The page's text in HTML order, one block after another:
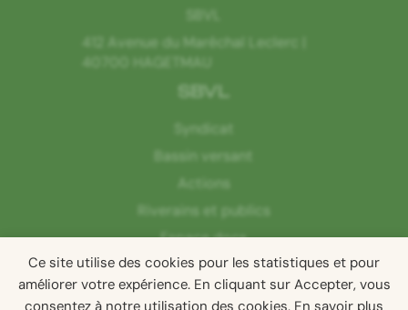
Ce site utilise des cookies pour les statistiques et pour
améliorer votre expérience. En cliquant sur Accepter, vous
consentez à notre utilisation des cookies. En savoir plus
412 Avenue du Maréchal Leclerc |
40700 HAGETMAU
SBVL
Syndicat
Bassin versant
Actions
Riverains et publics
Espace docs
Contact